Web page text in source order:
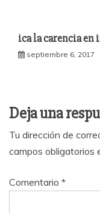
ica la carencia en
septiembre 6, 2017
Deja una
Tu dirección de
campos obligatorios
Comentario *